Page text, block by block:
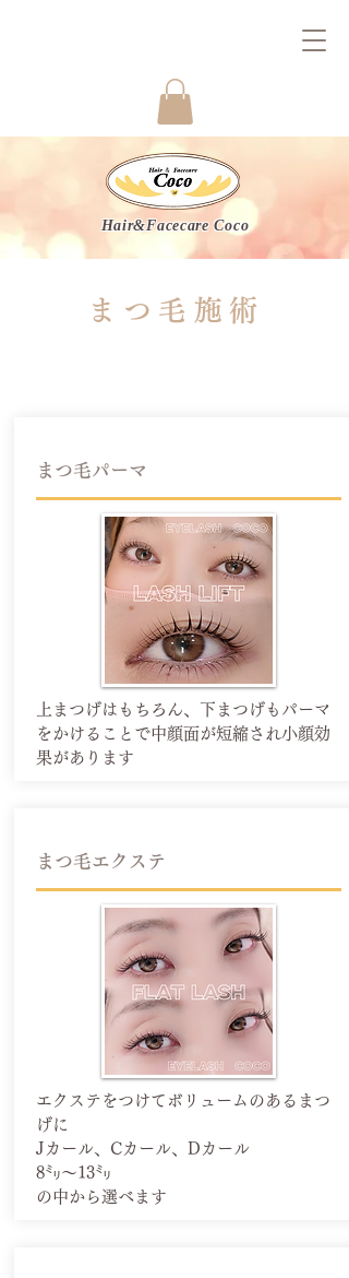
Hair&Facecare Coco
まつ毛施術
​まつ毛パーマ
​上まつげはもちろん、下まつげもパーマ
をかけることで中顔面が短縮され小顔効
果があります
​まつ毛エクステ
エクステをつけてボリュームのあるまつ
げに
Jカール、Cカール、Dカール
8㍉〜13㍉
​の中から選べます